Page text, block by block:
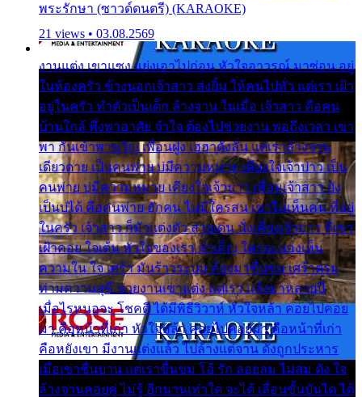
พระรักษา (ซาวด์ดนตรี) (KARAOKE)
21 views • 03.08.2569
งานแต่ง เขาแซง แย่งเอาไปก่อน หัวใจอาวรณ์ มาซ่อน อยู่
ในห้องครัว ข้างนอกเจ้าสาว ส่งยิ้ม ให้คนไปทั่ว แต่เรา เฝ้า
อยู่ในครัว ทำตัวเป็นเด็ก ล้างจาน ในเมื่อ เจ้าสาว คือคน
บ้านใกล้ พึ่งพาอาศัย จำใจ ต้องไปช่วยงาน พอถึงเวลา เขา
พา กันเข้าพาขวัญ เพื่อนฝูง เฮฮาดังลั่น แต่เราล้างจาน
เดียวดาย เป็นคนพ่าย บ่มีความหมาย เคียงใจเจ้าบ่าว เป็น
คนพ่าย บ่มีความหมาย เคียงใจเจ้าบ่าว เพื่อนเจ้าสาว ยัง
เป็นบ่ได้ คือคนพ่าย ฮักคน ไม่มีใครสน เขาไม่เห็นคน ที่อยู่
ในครัว เจ้าสาว ก็มัวแต่งตัว สวยเด่น นั่งเคียงเจ้าบ่าว ที่เขา
เฝ้าคอย ใจเต้น หัวใจของเรา ลำเค็ญ ใครจะมองเห็น
ความใน ใจ เศร้า มันร้าวระบม ต้องมาขื่นขม เศร้าตรม
ท่ามความสุขี ช่วยงานเขาแต่ง แต่เรา แล้งมาหลายปี
เมื่อไรหนอจะ โชคดี ได้มีพิธีวิวาห์ หัวใจหล้า คอยไปคอย
มา คือหน้าที่เก่า หัวใจหล้า คอยไปคอยมา คือหน้าที่เก่า
คือหยังเขา มีงานแต่งแล้ว ไปล้างแต่จาน ดั่งถูกประหาร
เมื่อเขาชื่นบาน แต่เราขื่นขม โอ้ รัก ลอยลม ไม่สม ดัง ใจ
ล้างจานคอยคู่ ไม่รู้ อีกนานเท่าใด จะได้ เลื่อนขั้นบันได ได้